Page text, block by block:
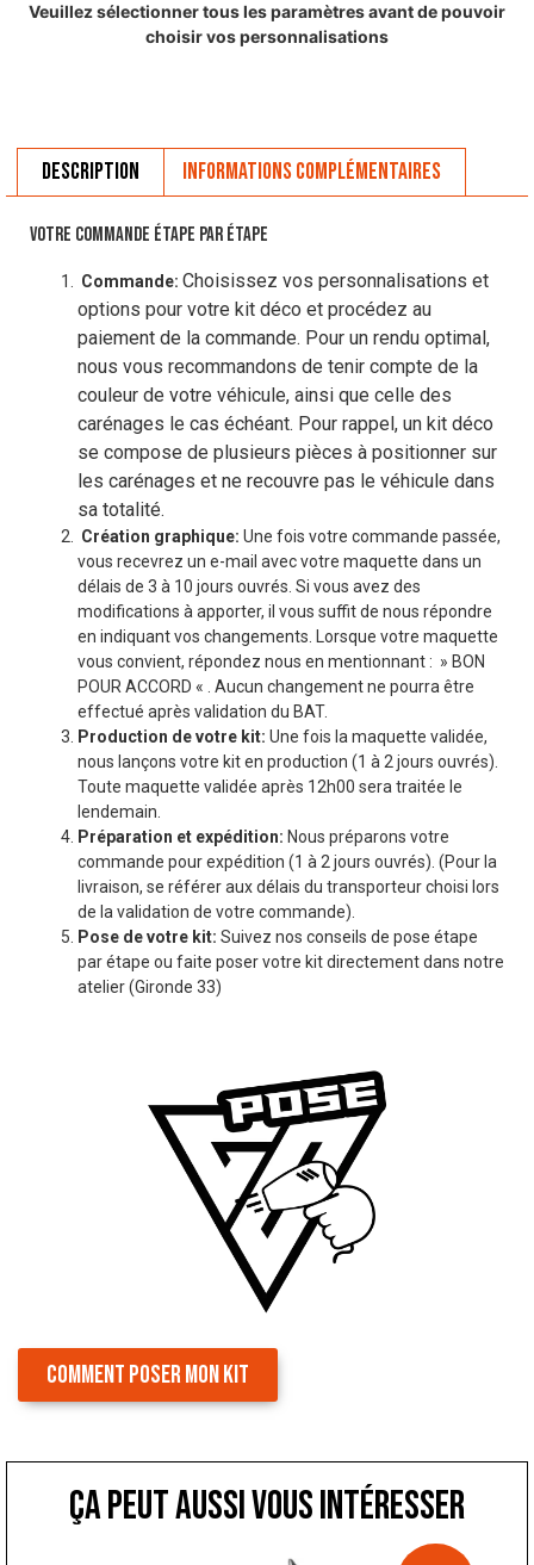
Veuillez sélectionner tous les paramètres avant de pouvoir
choisir vos personnalisations
Description Informations complémentaires
VOTRE COMMANDE ÉTAPE PAR ÉTAPE
Commande: Choisissez vos personnalisations et
options pour votre kit déco et procédez au
paiement de la commande. Pour un rendu optimal,
nous vous recommandons de tenir compte de la
couleur de votre véhicule, ainsi que celle des
carénages le cas échéant. Pour rappel, un kit déco
se compose de plusieurs pièces à positionner sur
les carénages et ne recouvre pas le véhicule dans
sa totalité.
Création graphique: Une fois votre commande passée,
vous recevrez un e-mail avec votre maquette dans un
délais de 3 à 10 jours ouvrés. Si vous avez des
modifications à apporter, il vous suffit de nous répondre
en indiquant vos changements. Lorsque votre maquette
vous convient, répondez nous en mentionnant : » BON
POUR ACCORD « . Aucun changement ne pourra être
effectué après validation du BAT.
Production de votre kit: Une fois la maquette validée,
nous lançons votre kit en production (1 à 2 jours ouvrés).
Toute maquette validée après 12h00 sera traitée le
lendemain.
Préparation et expédition: Nous préparons votre
commande pour expédition (1 à 2 jours ouvrés). (Pour la
livraison, se référer aux délais du transporteur choisi lors
de la validation de votre commande).
Pose de votre kit: Suivez nos conseils de pose étape
par étape ou faite poser votre kit directement dans notre
atelier (Gironde 33)
COMMENT POSER MON KIT
ça peut aussi vous intéresser